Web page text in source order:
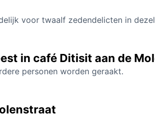
voor twaalf zedendelicten in
in café Ditisit aan de
personen worden geraakt.